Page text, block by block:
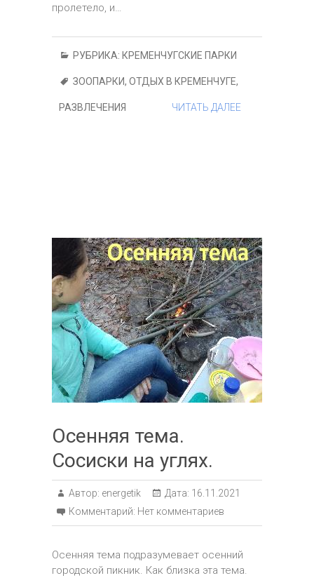
пролетело, и…
РУБРИКА: КРЕМЕНЧУГСКИЕ ПАРКИ
ЗООПАРКИ, ОТДЫХ В КРЕМЕНЧУГЕ,
РАЗВЛЕЧЕНИЯ ЧИТАТЬ ДАЛЕЕ
Осенняя тема.
Сосиски на углях.
Автор: energetik Дата: 16.11.2021
Комментарий: Нет комментариев
Осенняя тема подразумевает осенний
городской пикник. Как близка эта тема.